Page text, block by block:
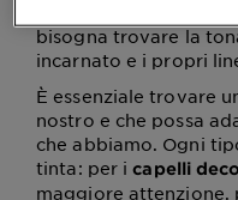
bisogna trovare la
incarnato e i propri
È essenziale trovare
nostro e che possa
che abbiamo. Ogni
tinta: per icapelli
maggiore attenzione,